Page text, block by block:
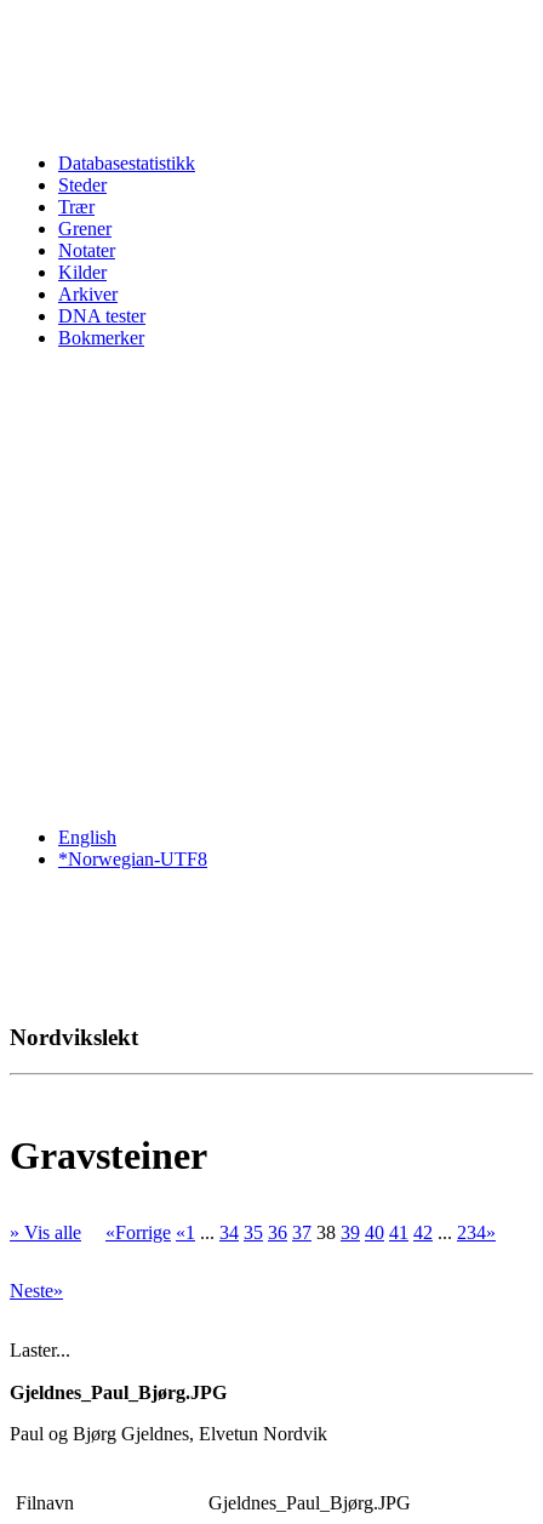
Databasestatistikk
Steder
Trær
Grener
Notater
Kilder
Arkiver
DNA tester
Bokmerker
English
*Norwegian-UTF8
Nordvikslekt
Gravsteiner
» Vis alle «Forrige «1 ... 34 35 36 37 38 39 40 41 42 ... 234»
Neste»
Laster...
Gjeldnes_Paul_Bjørg.JPG
Paul og Bjørg Gjeldnes, Elvetun Nordvik
Filnavn
Gjeldnes_Paul_Bjørg.JPG